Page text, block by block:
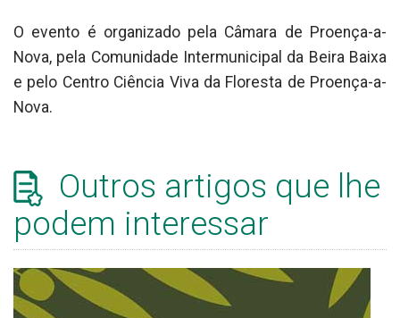
O evento é organizado pela Câmara de Proença-a-
Nova, pela Comunidade Intermunicipal da Beira Baixa
e pelo Centro Ciência Viva da Floresta de Proença-a-
Nova.
Outros artigos que lhe
podem interessar